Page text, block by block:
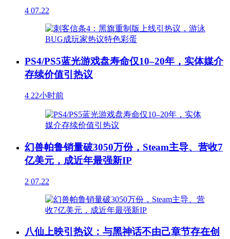
4 07.22
PS4/PS5蓝光游戏盘寿命仅10–20年，实体媒介
存续价值引热议
4 22小时前
幻兽帕鲁销量破3050万份，Steam主导、营收7
亿美元，成近年最强新IP
2 07.22
八仙上映引热议：与黑神话不由己章节存在创